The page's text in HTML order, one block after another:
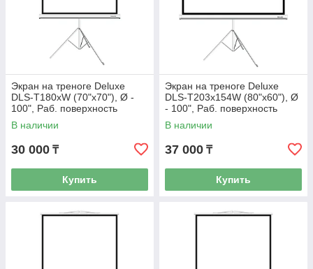
Экран на треноге Deluxe
DLS-T180xW (70"х70"), Ø -
100", Раб. поверхность
172х172 см., 1:1
В наличии
30 000 ₸
Купить
Экран на треноге Deluxe
DLS-T203x154W (80"х60"), Ø
- 100", Раб. поверхность
195х145 см., 4:3
В наличии
37 000 ₸
Купить